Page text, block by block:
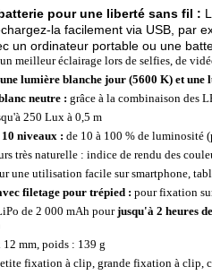
pour une liberté sans fil :
la facilement via USB, par
un ordinateur portable ou une
meilleur éclairage lors de selfies, de
lumière blanche jour (5600 K) et une
neutre : grâce à la combinaison des
250 Lux à 0,5 m
niveaux : de 10 à 100 % de luminosité
très naturelle : indice de rendu des
une utilisation facile sur smartphone,
filetage pour trépied : pour fixation
de 2 000 mAh pourjusqu'à 2 heures
mm, poids : 139 g
fixation à clip, grande fixation à clip,